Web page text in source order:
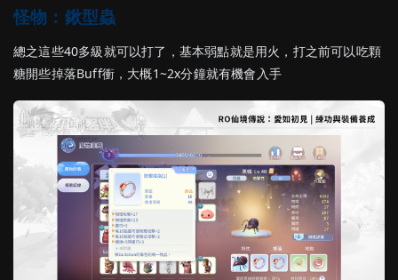
怪物：鍬型蟲
總之這些40多級就可以打了，基本弱點就是用火，打之前可以吃顆
糖開些掉落Buff衝，大概1~2x分鐘就有機會入手